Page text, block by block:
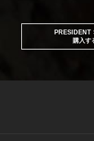
PRESIDENT
購入す